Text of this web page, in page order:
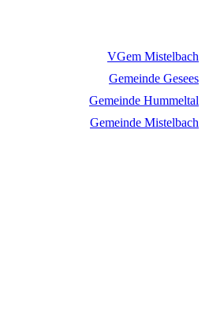
VGem Mistelbach
Gemeinde Gesees
Gemeinde Hummeltal
Gemeinde Mistelbach